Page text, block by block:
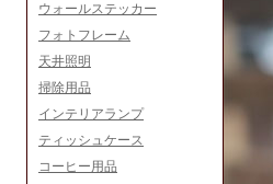
ウォールステッカー
フォトフレーム
天井照明
掃除用品
インテリアランプ
ティッシュケース
コーヒー用品